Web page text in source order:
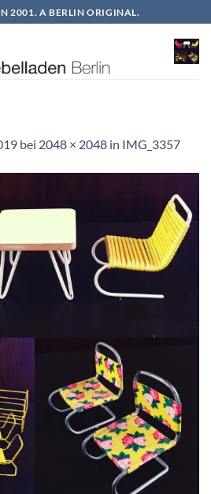
2001. A BERLIN ORIGINAL.
bei 2048 × 2048 in IMG_3357